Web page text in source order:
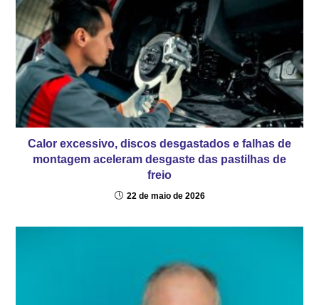
Calor excessivo, discos desgastados e falhas de
montagem aceleram desgaste das pastilhas de
freio
22 de maio de 2026